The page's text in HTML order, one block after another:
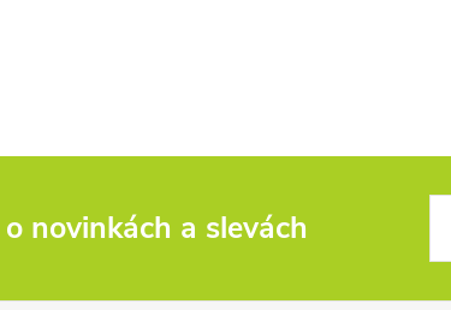
novinkách a slevách